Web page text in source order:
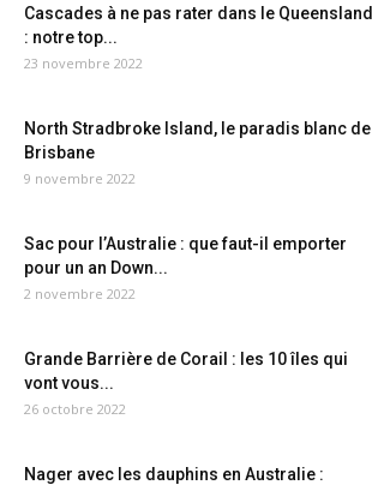
Cascades à ne pas rater dans le Queensland
: notre top...
23 novembre 2022
North Stradbroke Island, le paradis blanc de
Brisbane
9 novembre 2022
Sac pour l’Australie : que faut-il emporter
pour un an Down...
2 novembre 2022
Grande Barrière de Corail : les 10 îles qui
vont vous...
26 octobre 2022
Nager avec les dauphins en Australie :